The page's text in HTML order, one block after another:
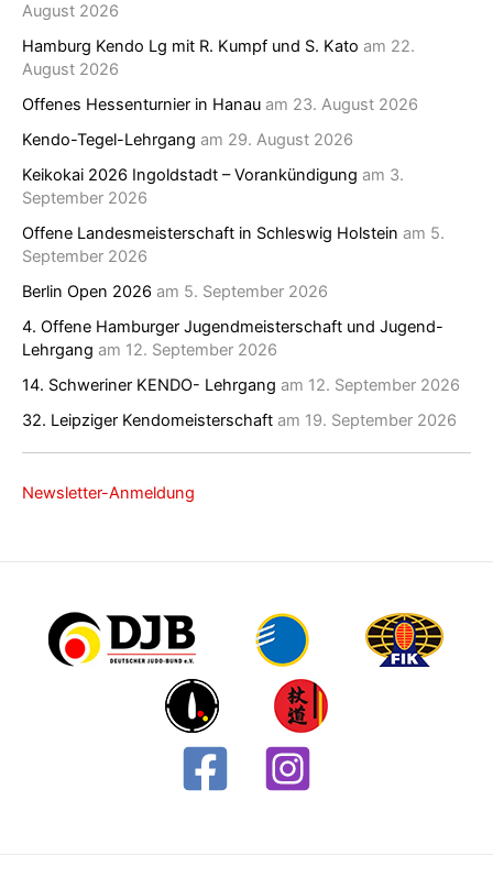
August 2026
Hamburg Kendo Lg mit R. Kumpf und S. Kato am 22.
August 2026
Offenes Hessenturnier in Hanau am 23. August 2026
Kendo-Tegel-Lehrgang am 29. August 2026
Keikokai 2026 Ingoldstadt – Vorankündigung am 3.
September 2026
Offene Landesmeisterschaft in Schleswig Holstein am 5.
September 2026
Berlin Open 2026 am 5. September 2026
4. Offene Hamburger Jugendmeisterschaft und Jugend-
Lehrgang am 12. September 2026
14. Schweriner KENDO- Lehrgang am 12. September 2026
32. Leipziger Kendomeisterschaft am 19. September 2026
Newsletter-Anmeldung